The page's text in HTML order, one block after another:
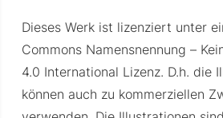
Dieses Werk ist lizenziert unter
Commons Namensnennung –
4.0 International Lizenz. D.h. die
können auch zu kommerziellen